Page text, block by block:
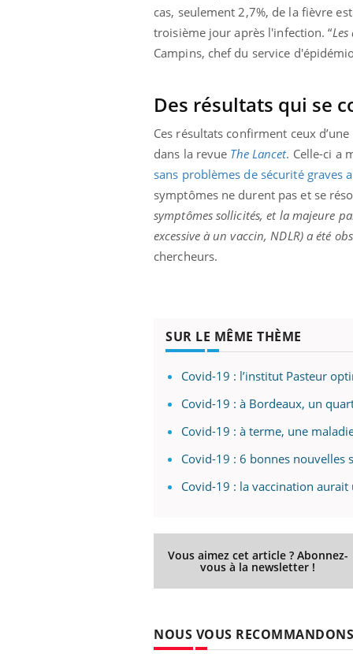
cas, seulement 2,7%, de la fièvre
troisième jour après l'infection. “
Campins, chef du service
Des résultats qui se
Ces résultats confirment ceux
dans la revue The Lancet. Celle-ci a
sans problèmes de sécurité graves
symptômes ne durent pas et se
symptômes sollicités, et la majeure
excessive à un vaccin, NDLR) a été
chercheurs.
SUR LE MÊME THÈME
Covid-19 : l’institut Pasteur
Covid-19 : à Bordeaux, un
Covid-19 : à terme, une
Covid-19 : 6 bonnes
Covid-19 : la vaccination
Vous aimez cet article ? Abonnez-
vous à la newsletter !
NOUS VOUS RECOMMANDONS